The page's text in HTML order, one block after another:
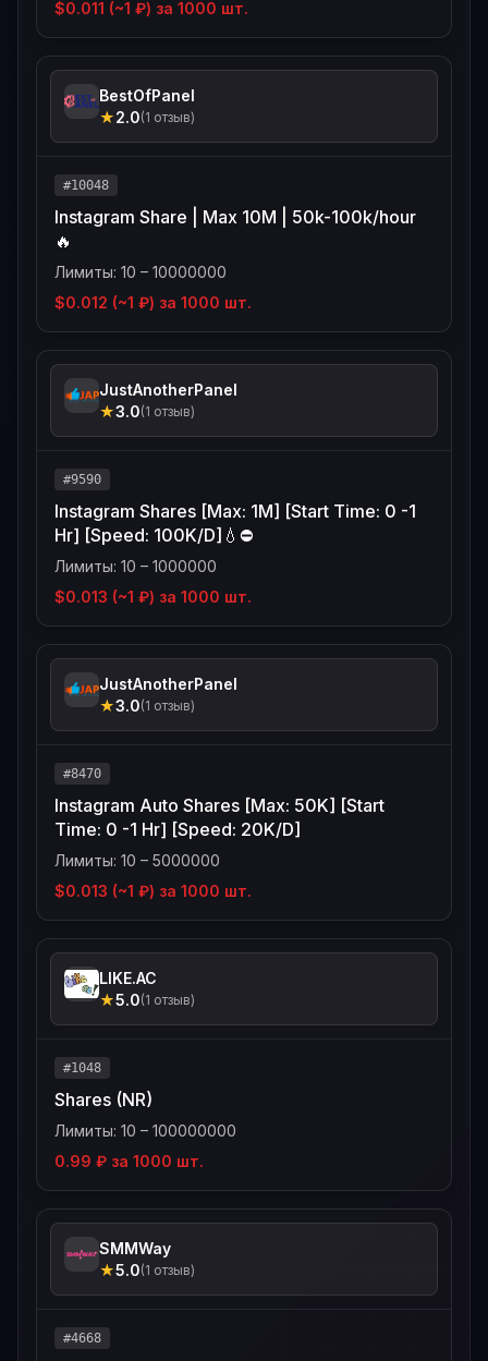
$0.011 (~1 ₽) за 1000 шт.
BestOfPanel
★2.0(1 отзыв)
#10048
Instagram Share | Max 10M | 50k-100k/hour
🔥
Лимиты: 10 – 10000000
$0.012 (~1 ₽) за 1000 шт.
JustAnotherPanel
★3.0(1 отзыв)
#9590
Instagram Shares [Max: 1M] [Start Time: 0 -1
Hr] [Speed: 100K/D]💧⛔
Лимиты: 10 – 1000000
$0.013 (~1 ₽) за 1000 шт.
JustAnotherPanel
★3.0(1 отзыв)
#8470
Instagram Auto Shares [Max: 50K] [Start
Time: 0 -1 Hr] [Speed: 20K/D]
Лимиты: 10 – 5000000
$0.013 (~1 ₽) за 1000 шт.
LIKE.AC
★5.0(1 отзыв)
#1048
Shares (NR)
Лимиты: 10 – 100000000
0.99 ₽ за 1000 шт.
SMMWay
★5.0(1 отзыв)
#4668